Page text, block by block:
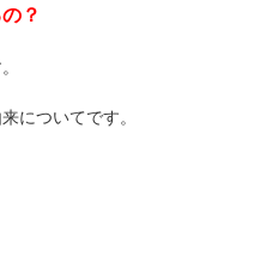
？
についてです。